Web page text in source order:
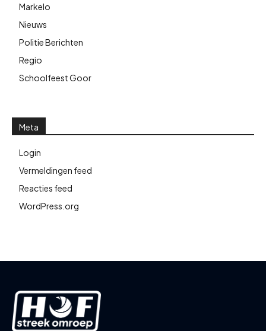
Markelo
Nieuws
Politie Berichten
Regio
Schoolfeest Goor
Meta
Login
Vermeldingen feed
Reacties feed
WordPress.org